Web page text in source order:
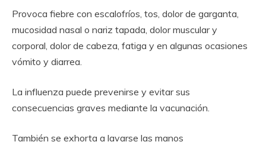
Provoca fiebre con escalofríos, tos, dolor de garganta,
mucosidad nasal o nariz tapada, dolor muscular y
corporal, dolor de cabeza, fatiga y en algunas ocasiones
vómito y diarrea.
La influenza puede prevenirse y evitar sus
consecuencias graves mediante la vacunación.
También se exhorta a lavarse las manos